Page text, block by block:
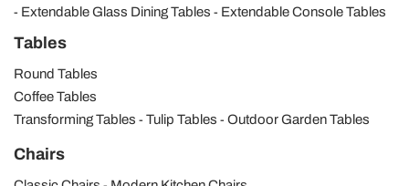
Extendable Glass Dining Tables
Extendable Console Tables
Tables
Round Tables
Coffee Tables
Transforming Tables
Tulip Tables Outdoor Garden Tables
Chairs